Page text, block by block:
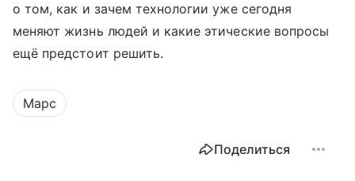
о том, как и зачем технологии уже сегодня
меняют жизнь людей и какие этические вопросы
ещё предстоит решить.
Марс
Поделиться